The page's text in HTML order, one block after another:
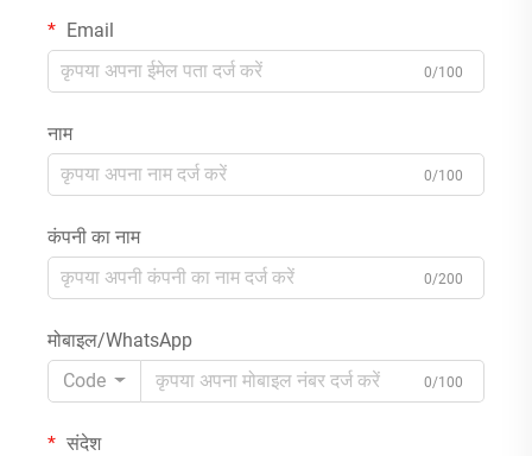
Email
0/100
नाम
0/100
कंपनी का नाम
0/200
मोबाइल/WhatsApp
Code
0/100
संदेश